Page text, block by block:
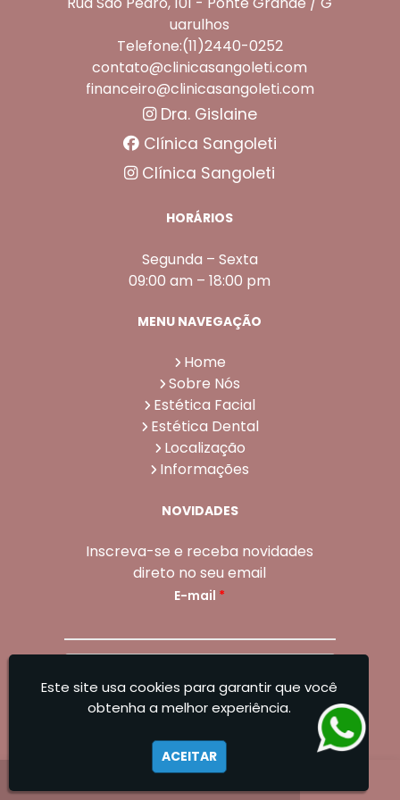
uarulhos
Telefone:(11)2440-0252
contato@clinicasangoleti.com
financeiro@clinicasangoleti.com
Dra. Gislaine
Clínica Sangoleti
Clínica Sangoleti
HORÁRIOS
Segunda – Sexta
09:00 am – 18:00 pm
MENU NAVEGAÇÃO
Home
Sobre Nós
Estética Facial
Estética Dental
Localização
Informações
NOVIDADES
Inscreva-se e receba novidades
direto no seu email
E-mail *
Sangoleti Odontologia - Estética Dental e
Este site usa cookies para garantir que você
obtenha a melhor experiência.
ACEITAR